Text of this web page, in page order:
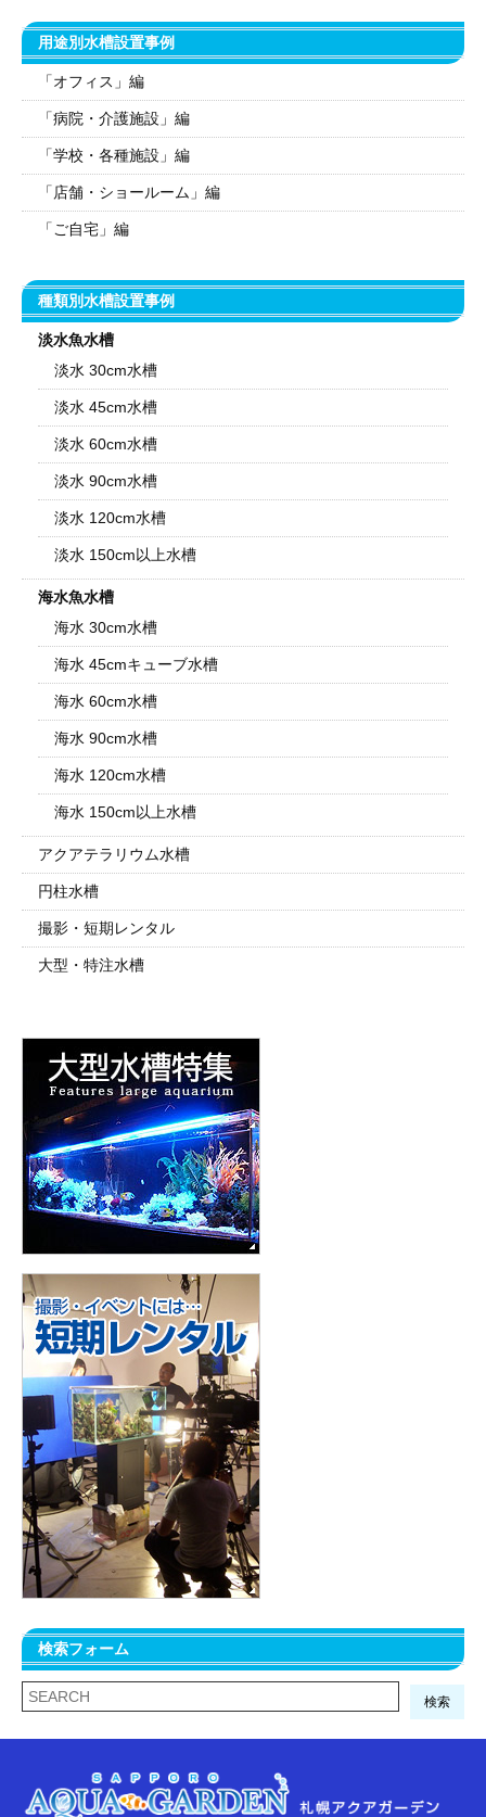
用途別水槽設置事例
「オフィス」編
「病院・介護施設」編
「学校・各種施設」編
「店舗・ショールーム」編
「ご自宅」編
種類別水槽設置事例
淡水魚水槽
淡水 30cm水槽
淡水 45cm水槽
淡水 60cm水槽
淡水 90cm水槽
淡水 120cm水槽
淡水 150cm以上水槽
海水魚水槽
海水 30cm水槽
海水 45cmキューブ水槽
海水 60cm水槽
海水 90cm水槽
海水 120cm水槽
海水 150cm以上水槽
アクアテラリウム水槽
円柱水槽
撮影・短期レンタル
大型・特注水槽
検索フォーム
検索